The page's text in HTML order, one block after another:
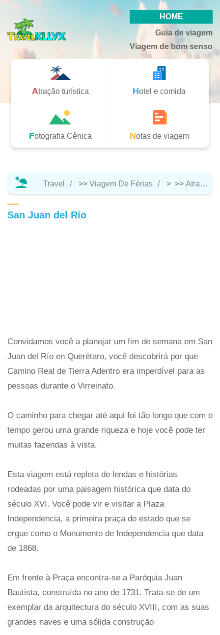
HOME
Guia de viagem
Viagem de bom senso
Atração turística Hotel e comida
Fotografia Cênica Notas de viagem
Travel >> Viagem De Férias > >> Atração Turística
San Juan del Río
Convidamos você a planejar um fim de semana em San
Juan del Río en Querétaro, você descobrirá por que
Camino Real de Tierra Adentro era imperdível para as
pessoas durante o Virreinato.
O caminho para chegar até aqui foi tão longo que com o
tempo gerou uma grande riqueza e hoje você pode ter
muitas fazendas à vista.
Esta viagem está repleta de lendas e histórias
rodeadas por uma paisagem histórica que data do
século XVI. Você pode vir e visitar a Plaza
Independencia, a primeira praça do estado que se
ergue como o Monumento de Independencia que data
de 1868.
Em frente à Praça encontra-se a Paróquia Juan
Bautista, construída no ano de 1731. Trata-se de um
exemplar da arquitectura do século XVIII, com as suas
grandes naves e uma sólida construção